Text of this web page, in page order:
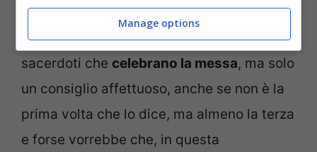
Quello delPapanon è certo un attacco ai
sacerdoti che celebrano la messa, ma solo
un consiglio affettuoso, anche se non è la
prima volta che lo dice, ma almeno la terza
e forse vorrebbe che, in questa
Manage options